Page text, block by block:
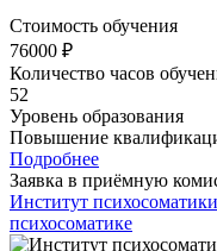
Стоимость обучения
76000 ₽
Количество часов
52
Уровень образования
Повышение
Подробнее
Заявка в приёмную
Институт психосоматики
психосоматике